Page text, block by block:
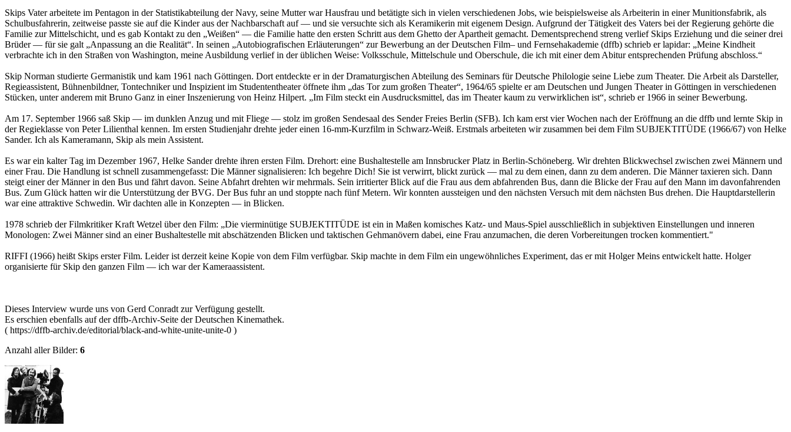
Skips Vater arbeitete im Pentagon in der Statistikabteilung der Navy, seine Mutter war Hausfrau und betätigte sich in vielen verschiedenen Jobs, wie beispielsweise als Arbeiterin in einer Munitionsfabrik, als
Schulbusfahrerin, zeitweise passte sie auf die Kinder aus der Nachbarschaft auf — und sie versuchte sich als Keramikerin mit eigenem Design. Aufgrund der Tätigkeit des Vaters bei der Regierung gehörte die
Familie zur Mittelschicht, und es gab Kontakt zu den „Weißen“ — die Familie hatte den ersten Schritt aus dem Ghetto der Apartheit gemacht. Dementsprechend streng verlief Skips Erziehung und die seiner drei
Brüder — für sie galt „Anpassung an die Realität“. In seinen „Autobiografischen Erläuterungen“ zur Bewerbung an der Deutschen Film– und Fernsehakademie (dffb) schrieb er lapidar: „Meine Kindheit
verbrachte ich in den Straßen von Washington, meine Ausbildung verlief in der üblichen Weise: Volksschule, Mittelschule und Oberschule, die ich mit einer dem Abitur entsprechenden Prüfung abschloss.“
Skip Norman studierte Germanistik und kam 1961 nach Göttingen. Dort entdeckte er in der Dramaturgischen Abteilung des Seminars für Deutsche Philologie seine Liebe zum Theater. Die Arbeit als Darsteller,
Regieassistent, Bühnenbildner, Tontechniker und Inspizient im Studententheater öffnete ihm „das Tor zum großen Theater“, 1964/65 spielte er am Deutschen und Jungen Theater in Göttingen in verschiedenen
Stücken, unter anderem mit Bruno Ganz in einer Inszenierung von Heinz Hilpert. „Im Film steckt ein Ausdrucksmittel, das im Theater kaum zu verwirklichen ist“, schrieb er 1966 in seiner Bewerbung.
Am 17. September 1966 saß Skip — im dunklen Anzug und mit Fliege — stolz im großen Sendesaal des Sender Freies Berlin (SFB). Ich kam erst vier Wochen nach der Eröffnung an die dffb und lernte Skip in
der Regieklasse von Peter Lilienthal kennen. Im ersten Studienjahr drehte jeder einen 16-mm-Kurzfilm in Schwarz-Weiß. Erstmals arbeiteten wir zusammen bei dem Film SUBJEKTITÜDE (1966/67) von Helke
Sander. Ich als Kameramann, Skip als mein Assistent.
Es war ein kalter Tag im Dezember 1967, Helke Sander drehte ihren ersten Film. Drehort: eine Bushaltestelle am Innsbrucker Platz in Berlin-Schöneberg. Wir drehten Blickwechsel zwischen zwei Männern und
einer Frau. Die Handlung ist schnell zusammengefasst: Die Männer signalisieren: Ich begehre Dich! Sie ist verwirrt, blickt zurück — mal zu dem einen, dann zu dem anderen. Die Männer taxieren sich. Dann
steigt einer der Männer in den Bus und fährt davon. Seine Abfahrt drehten wir mehrmals. Sein irritierter Blick auf die Frau aus dem abfahrenden Bus, dann die Blicke der Frau auf den Mann im davonfahrenden
Bus. Zum Glück hatten wir die Unterstützung der BVG. Der Bus fuhr an und stoppte nach fünf Metern. Wir konnten aussteigen und den nächsten Versuch mit dem nächsten Bus drehen. Die Hauptdarstellerin
war eine attraktive Schwedin. Wir dachten alle in Konzepten — in Blicken.
1978 schrieb der Filmkritiker Kraft Wetzel über den Film: „Die vierminütige SUBJEKTITÜDE ist ein in Maßen komisches Katz- und Maus-Spiel ausschließlich in subjektiven Einstellungen und inneren
Monologen: Zwei Männer sind an einer Bushaltestelle mit abschätzenden Blicken und taktischen Gehmanövern dabei, eine Frau anzumachen, die deren Vorbereitungen trocken kommentiert."
RIFFI (1966) heißt Skips erster Film. Leider ist derzeit keine Kopie von dem Film verfügbar. Skip machte in dem Film ein ungewöhnliches Experiment, das er mit Holger Meins entwickelt hatte. Holger
organisierte für Skip den ganzen Film — ich war der Kameraassistent.
Dieses Interview wurde uns von Gerd Conradt zur Verfügung gestellt.
Es erschien ebenfalls auf der dffb-Archiv-Seite der Deutschen Kinemathek.
( https://dffb-archiv.de/editorial/black-and-white-unite-unite-0 )
Anzahl aller Bilder: 6